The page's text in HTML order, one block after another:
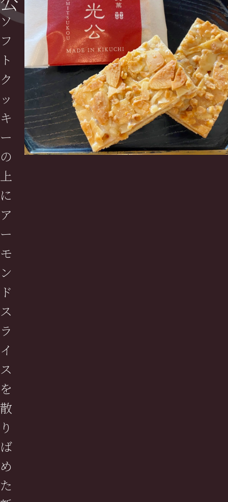
ソ
フ
ト
ク
ッ
キ
ー
の
上
に
ア
ー
モ
ン
ド
ス
ラ
イ
ス
を
散
り
ば
め
た